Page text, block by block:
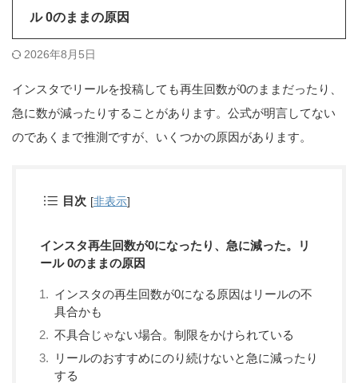
ル 0のままの原因
2026年8月5日
インスタでリールを投稿しても再生回数が0のままだったり、
急に数が減ったりすることがあります。公式が明言してない
のであくまで推測ですが、いくつかの原因があります。
目次 [非表示]
インスタ再生回数が0になったり、急に減った。リ
ール 0のままの原因
インスタの再生回数が0になる原因はリールの不
具合かも
不具合じゃない場合。制限をかけられている
リールのおすすめにのり続けないと急に減ったり
する